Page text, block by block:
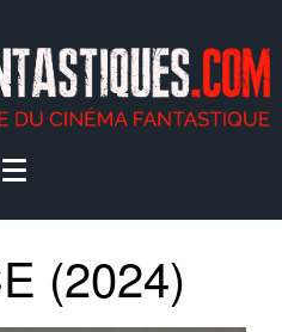
(2024)